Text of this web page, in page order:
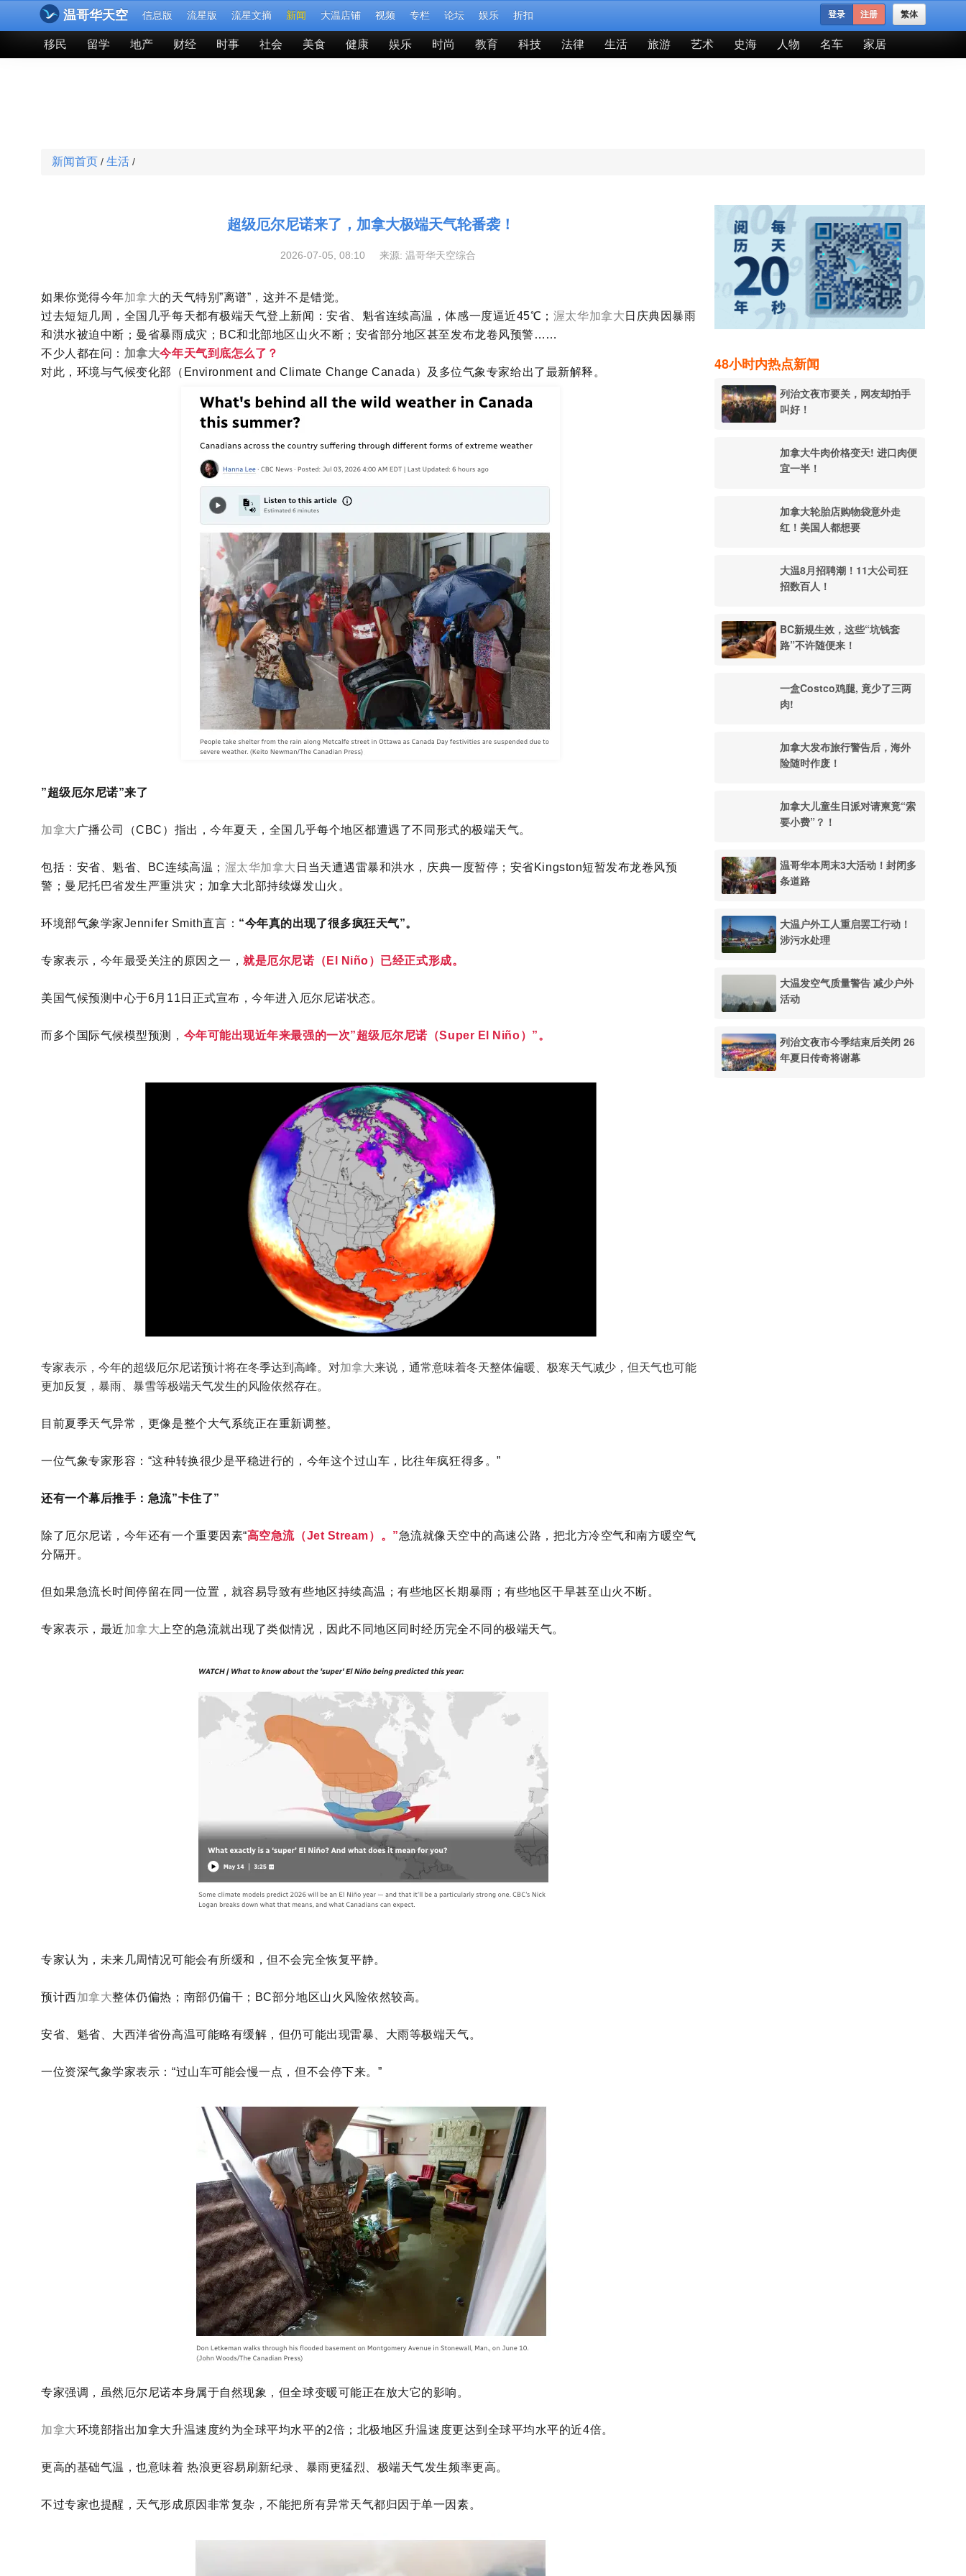
温哥华天空 信息版 流星版 流星文摘 新闻 大温店铺 视频 专栏 论坛 娱乐 折扣 繁体
登录 注册
移民 留学 地产 财经 时事 社会 美食 健康 娱乐 时尚 教育 科技 法律 生活 旅游 艺术 史海 人物 名车 家居
新闻首页 / 生活 /
超级厄尔尼诺来了，加拿大极端天气轮番袭！
2026-07-05, 08:10 来源: 温哥华天空综合
如果你觉得今年加拿大的天气特别”离谱”，这并不是错觉。
过去短短几周，全国几乎每天都有极端天气登上新闻：安省、魁省连续高温，体感一度逼近45℃； 渥太华加拿大 日庆典因暴雨
和洪水被迫中断；曼省暴雨成灾；BC和北部地区山火不断；安省部分地区甚至发布龙卷风预警……
不少人都在问： 加拿大今年天气到底怎么了？
对此，环境与气候变化部（Environment and Climate Change Canada）及多位气象专家给出了最新解释。
”超级厄尔尼诺”来了
加拿大 广播公司（CBC）指出，今年夏天，全国几乎每个地区都遭遇了不同形式的极端天气。
包括：安省、魁省、BC连续高温； 渥太华加拿大 日当天遭遇雷暴和洪水，庆典一度暂停；安省Kingston短暂发布龙卷风预
警；曼尼托巴省发生严重洪灾；加拿大北部持续爆发山火。
环境部气象学家Jennifer Smith直言： “今年真的出现了很多疯狂天气”。
专家表示，今年最受关注的原因之一，就是厄尔尼诺（El Niño）已经正式形成。
美国气候预测中心于6月11日正式宣布，今年进入厄尔尼诺状态。
而多个国际气候模型预测， 今年可能出现近年来最强的一次”超级厄尔尼诺（Super El Niño）”。
专家表示，今年的超级厄尔尼诺预计将在冬季达到高峰。对加拿大来说，通常意味着冬天整体偏暖、极寒天气减少，但天气也可能
更加反复，暴雨、暴雪等极端天气发生的风险依然存在。
目前夏季天气异常，更像是整个大气系统正在重新调整。
一位气象专家形容：“这种转换很少是平稳进行的，今年这个过山车，比往年疯狂得多。”
还有一个幕后推手：急流”卡住了”
除了厄尔尼诺，今年还有一个重要因素“高空急流（Jet Stream）。”急流就像天空中的高速公路，把北方冷空气和南方暖空气
分隔开。
但如果急流长时间停留在同一位置，就容易导致有些地区持续高温；有些地区长期暴雨；有些地区干旱甚至山火不断。
专家表示，最近加拿大 上空的急流就出现了类似情况，因此不同地区同时经历完全不同的极端天气。
专家认为，未来几周情况可能会有所缓和，但不会完全恢复平静。
预计西加拿大整体仍偏热；南部仍偏干；BC部分地区山火风险依然较高。
安省、魁省、大西洋省份高温可能略有缓解，但仍可能出现雷暴、大雨等极端天气。
一位资深气象学家表示：“过山车可能会慢一点，但不会停下来。”
专家强调，虽然厄尔尼诺本身属于自然现象，但全球变暖可能正在放大它的影响。
加拿大环境部指出加拿大升温速度约为全球平均水平的2倍；北极地区升温速度更达到全球平均水平的近4倍。
更高的基础气温，也意味着 热浪更容易刷新纪录、暴雨更猛烈、极端天气发生频率更高。
不过专家也提醒，天气形成原因非常复杂，不能把所有异常天气都归因于单一因素。
48小时内热点新闻
列治文夜市要关，网友却拍手
叫好！
加拿大牛肉价格变天! 进口肉便
宜一半！
加拿大轮胎店购物袋意外走
红！美国人都想要
大温8月招聘潮！11大公司狂
招数百人！
BC新规生效，这些“坑钱套
路”不许随便来！
一盒Costco鸡腿, 竟少了三两
肉!
加拿大发布旅行警告后，海外
险随时作废！
加拿大儿童生日派对请柬竟“索
要小费”？！
温哥华本周末3大活动！封闭多
条道路
大温户外工人重启罢工行动！
涉污水处理
大温发空气质量警告 减少户外
活动
列治文夜市今季结束后关闭 26
年夏日传奇将谢幕